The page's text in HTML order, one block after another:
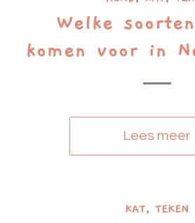
Welke
komen voor in
Lees meer
KAT,TEKEN